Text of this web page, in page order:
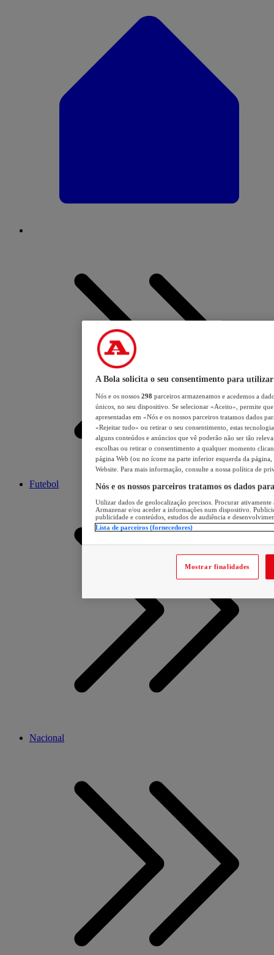
Futebol
Nacional
A Bola solicita o seu consentimento para utilizar
Nós e os nossos 298 parceiros armazenamos e acedemos a
únicos, no seu dispositivo. Se selecionar «Aceito», permite
apresentadas em «Nós e os nossos parceiros tratamos dados
«Rejeitar tudo» ou retirar o seu consentimento, estas
alguns conteúdos e anúncios que vê poderão não ser tão
escolhas ou retirar o consentimento a qualquer momento
página Web (ou no ícone na parte inferior esquerda da página,
Website. Para mais informação, consulte a nossa política de
Nós e os nossos parceiros tratamos os dados
Utilizar dados de geolocalização precisos. Procurar
Armazenar e/ou aceder a informações num dispositivo.
publicidade e conteúdos, estudos de audiência e
Lista de parceiros (fornecedores)
Mostrar finalidades